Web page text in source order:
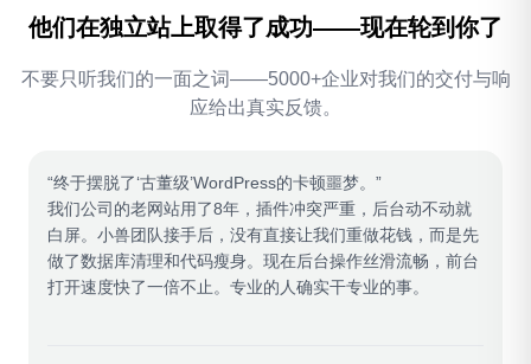
他们在独立站上取得了成功——现在轮到你了
不要只听我们的一面之词——5000+企业对我们的交付与响
应给出真实反馈。
“终于摆脱了‘古董级’WordPress的卡顿噩梦。”
我们公司的老网站用了8年，插件冲突严重，后台动不动就
白屏。小兽团队接手后，没有直接让我们重做花钱，而是先
做了数据库清理和代码瘦身。现在后台操作丝滑流畅，前台
打开速度快了一倍不止。专业的人确实干专业的事。